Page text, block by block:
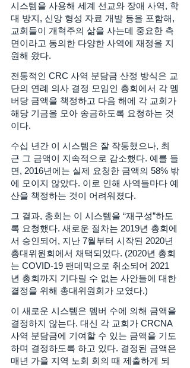
시스템을 사용해 세계 선교와 장애 사역, 학
대 방지, 신앙 형성 자료 개발 등을 포함해,
교회들이 개혁주의 삶을 사는데 중요한 측
면이라고 동의한 다양한 사역에 재정을 지
원해 왔다.
전통적인 CRC 사역 분담금 산정 방식은 교
단의 연례 의사 결정 모임인 총회에서 각 멤
버당 금액을 책정하고 다음 해에 각 교회가
해당 기금을 모아 송금하도록 요청하는 것
이다.
수십 년간 이 시스템은 잘 작동했으나, 최
근 그 금액이 지속적으로 감소했다. 예를 들
면, 2016년에는 실제 요청한 금액의 58% 밖
에 모이지 않았다. 이로 인해 사역들마다 예
산을 책정하는 것이 어려워졌다.
그 결과, 총회는 이 시스템을 “재구성”하도
록 요청했다. 새로운 절차는 2019년 총회에
서 승인되어, 지난 7월부터 시작된 2020년
총대위원회에서 채택되었다. (2020년 총회
는 COVID-19 팬데믹으로 취소되어 2021
년 총회까지 기다릴 수 없는 사안들에 대한
결정을 위해 총대위원회가 모였다.)
이 새로운 시스템은 멤버 수에 의해 금액을
결정하지 않는다. 대신 각 교회가 CRCNA
사역 분담금에 기여할 수 있는 금액을 기도
하며 결정하도록 하고 있다. 결정된 금액은
매년 가을 지역 노회 회의 때 제출하게 되